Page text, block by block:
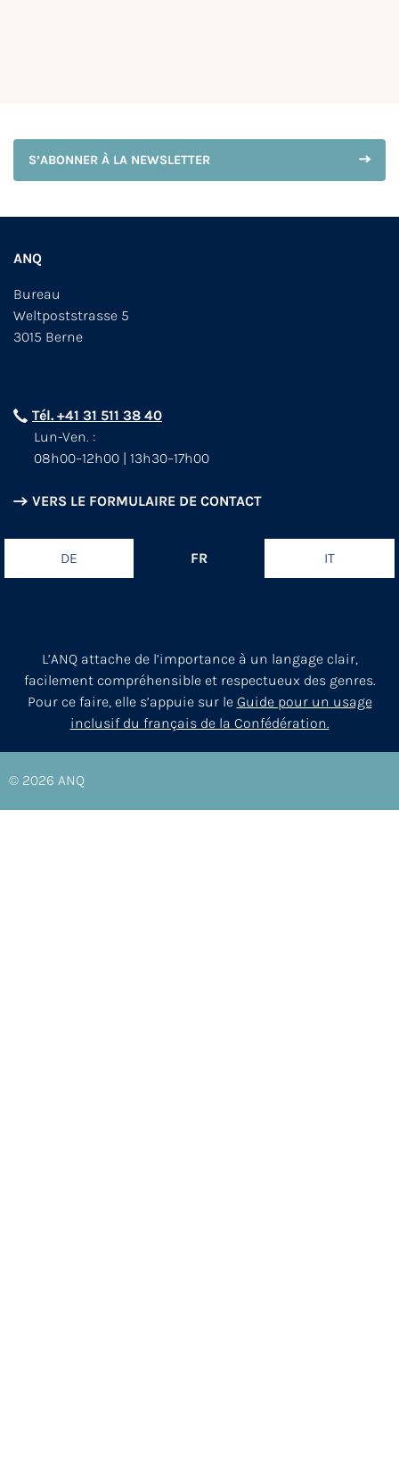
S’ABONNER À LA NEWSLETTER
ANQ
Bureau
Weltpoststrasse 5
3015 Berne
Tél. +41 31 511 38 40
Lun-Ven. :
08h00–12h00 | 13h30–17h00
VERS LE FORMULAIRE DE CONTACT
DE FR IT
L’ANQ attache de l’importance à un langage clair,
facilement compréhensible et respectueux des genres.
Pour ce faire, elle s’appuie sur le Guide pour un usage
inclusif du français de la Confédération.
© 2026 ANQ